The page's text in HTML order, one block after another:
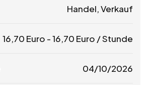
Handel, Verkauf
16,70 Euro -16,70 Euro / Stunde
04/10/2026